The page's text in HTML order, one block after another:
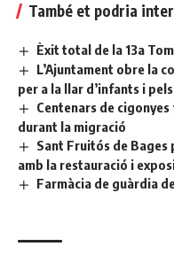
També et podria
Èxit total de la 13a
L’Ajuntament obre la
per a la llar d’infants i
Centenars de
durant la migració
Sant Fruitós de
amb la restauració i
Farmàcia de guàrdia